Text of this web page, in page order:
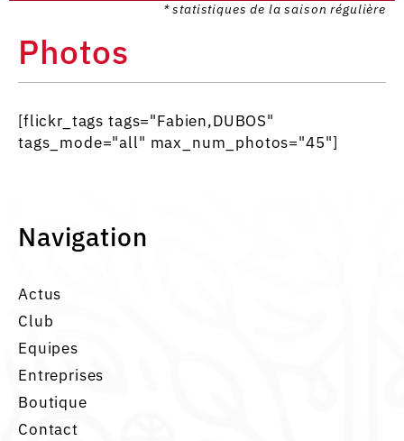
* statistiques de la saison régulière
Photos
[flickr_tags tags="Fabien,DUBOS"
tags_mode="all" max_num_photos="45"]
Navigation
Actus
Club
Equipes
Entreprises
Boutique
Contact